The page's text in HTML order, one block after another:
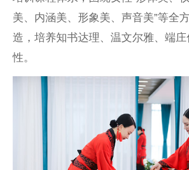
美、内涵美、形象美、声音美”等全
造，培养知书达理、温文尔雅、端
性。